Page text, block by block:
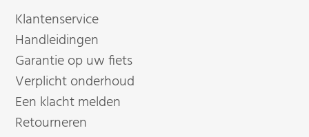
Klantenservice
Handleidingen
Garantie op uw fiets
Verplicht onderhoud
Een klacht melden
Retourneren